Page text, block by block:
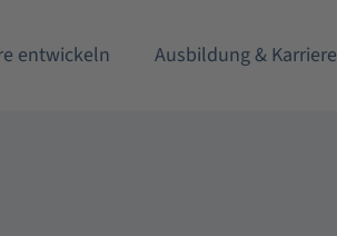
entwickeln Ausbildung & Karriere